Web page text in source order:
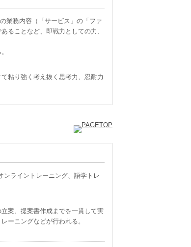
業務内容（「サービス」の「ファ
ることなど、即戦力としての力、
粘り強く考え抜く思考力、忍耐力
ンライントレーニング、語学トレ
案、提案書作成までを一貫して実
ーニングなどが行われる。